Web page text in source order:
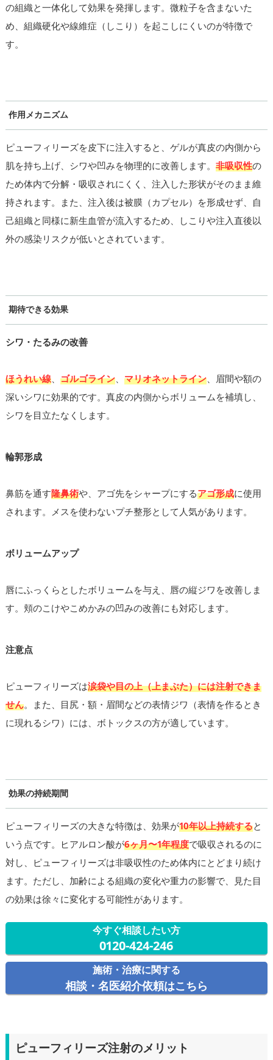
の組織と一体化して効果を発揮します。微粒子を含まないた
め、組織硬化や線維症（しこり）を起こしにくいのが特徴で
す。
作用メカニズム
ピューフィリーズを皮下に注入すると、ゲルが真皮の内側から
肌を持ち上げ、シワや凹みを物理的に改善します。 非吸収性の
ため体内で分解・吸収されにくく、注入した形状がそのまま維
持されます。また、注入後は被膜（カプセル）を形成せず、自
己組織と同様に新生血管が流入するため、しこりや注入直後以
外の感染リスクが低いとされています。
期待できる効果
シワ・たるみの改善
ほうれい線、 ゴルゴライン、 マリオネットライン、眉間や額の
深いシワに効果的です。真皮の内側からボリュームを補填し、
シワを目立たなくします。
輪郭形成
鼻筋を通す隆鼻術や、アゴ先をシャープにするアゴ形成に使用
されます。メスを使わないプチ整形として人気があります。
ボリュームアップ
唇にふっくらとしたボリュームを与え、唇の縦ジワを改善しま
す。頬のこけやこめかみの凹みの改善にも対応します。
注意点
ピューフィリーズは涙袋や目の上（上まぶた）には注射できま
せん。また、目尻・額・眉間などの表情ジワ（表情を作るとき
に現れるシワ）には、ボトックスの方が適しています。
効果の持続期間
ピューフィリーズの大きな特徴は、効果が10年以上持続すると
いう点です。ヒアルロン酸が6ヶ月〜1年程度で吸収されるのに
対し、ピューフィリーズは非吸収性のため体内にとどまり続け
ます。ただし、加齢による組織の変化や重力の影響で、見た目
の効果は徐々に変化する可能性があります。
今すぐ相談したい方
0120-424-246
施術・治療に関する
相談・名医紹介依頼はこちら
ピューフィリーズ注射のメリット